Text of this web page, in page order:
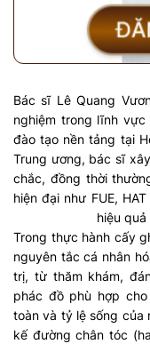
Bác sĩ Lê Quang
nghiệm trong lĩnh
đào tạo nền tảng tại
Trung ương, bác sĩ
chắc, đồng thời
hiện đại như FUE,
hiệu
Trong thực hành cấy
nguyên tắc cá nhân
trị, từ thăm khám,
phác đồ phù hợp
toàn và tỷ lệ sống
kế đường chân tóc